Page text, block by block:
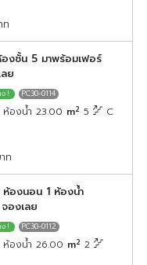
ท
งชั้น 5 มาพร้อมเฟอร์
ย
PC30-0114
องน้ำ 23.00 m2 5 C
ท
องนอน 1 ห้องน้ำ
องเลย
PC30-0112
องน้ำ 26.00 m2 2